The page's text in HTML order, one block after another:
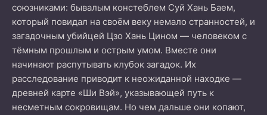
союзниками: бывалым констеблем Суй Хань Баем,
который повидал на своём веку немало странностей, и
загадочным убийцей Цзо Хань Цином — человеком с
тёмным прошлым и острым умом. Вместе они
начинают распутывать клубок загадок. Их
расследование приводит к неожиданной находке —
древней карте «Ши Вэй», указывающей путь к
несметным сокровищам. Но чем дальше они копают,